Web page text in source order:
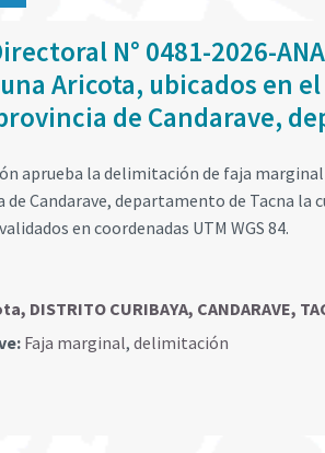
N° 0481-2026-
Aricota, ubicados en
de Candarave,
aprueba la delimitación de faja
Candarave, departamento de Tacna la
en coordenadas UTM WGS 84.
DISTRITO CURIBAYA, CANDARAVE,
Faja marginal, delimitación